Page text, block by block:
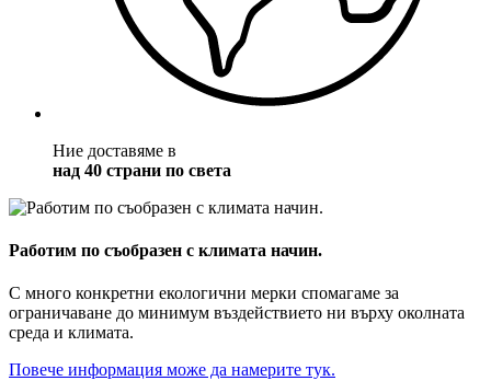
Ние доставяме в
над 40 страни по света
Работим по съобразен с климата начин.
С много конкретни екологични мерки спомагаме за
ограничаване до минимум въздействието ни върху околната
среда и климата.
Повече информация може да намерите тук.